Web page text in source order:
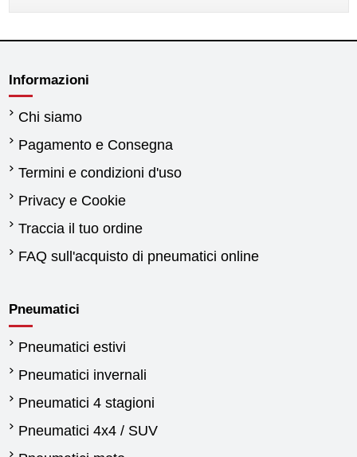
Informazioni
Chi siamo
Pagamento e Consegna
Termini e condizioni d'uso
Privacy e Cookie
Traccia il tuo ordine
FAQ sull'acquisto di pneumatici online
Pneumatici
Pneumatici estivi
Pneumatici invernali
Pneumatici 4 stagioni
Pneumatici 4x4 / SUV